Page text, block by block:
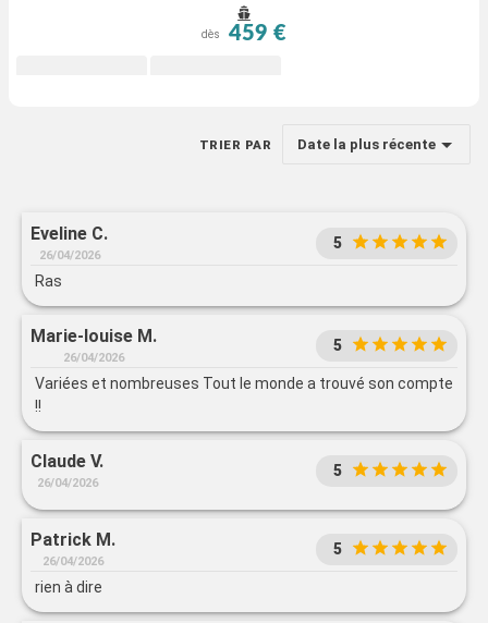
dès 459 €
TRIER PAR Date la plus récente
Eveline C.
26/04/2026
5
Ras
Marie-louise M.
26/04/2026
5
Variées et nombreuses Tout le monde a trouvé son compte
!!
Claude V.
26/04/2026
5
Patrick M.
26/04/2026
5
rien à dire